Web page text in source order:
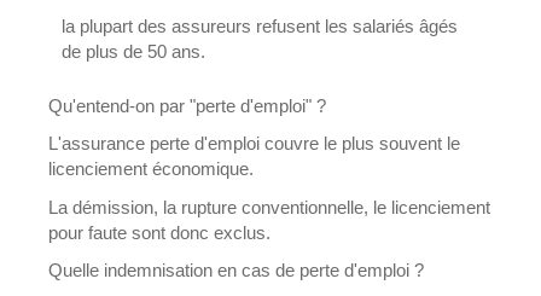
la plupart des assureurs refusent les salariés âgés
de plus de 50 ans.
Qu'entend-on par "perte d'emploi" ?
L'assurance perte d'emploi couvre le plus souvent le
licenciement économique.
La démission, la rupture conventionnelle, le licenciement
pour faute sont donc exclus.
Quelle indemnisation en cas de perte d'emploi ?